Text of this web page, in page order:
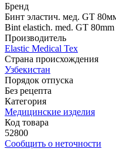
Бренд
Бинт эластич. мед. GT
Bint elastich. med. GT
Производитель
Elastic Medical Tex
Страна происхождения
Узбекистан
Порядок отпуска
Без рецепта
Категория
Медицинские изделия
Код товара
52800
Сообщить о неточности